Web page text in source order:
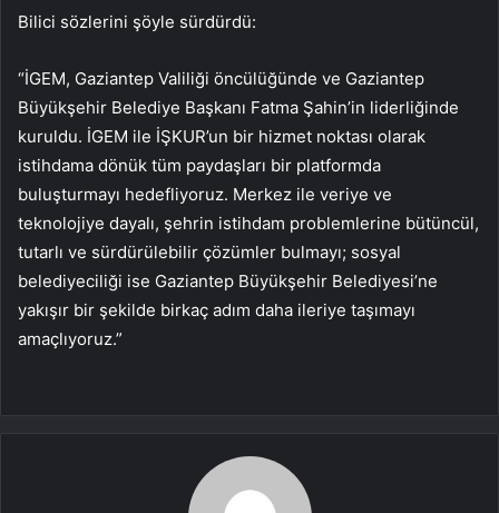
Bilici sözlerini şöyle sürdürdü:
“İGEM, Gaziantep Valiliği öncülüğünde ve Gaziantep
Büyükşehir Belediye Başkanı Fatma Şahin’in liderliğinde
kuruldu. İGEM ile İŞKUR’un bir hizmet noktası olarak
istihdama dönük tüm paydaşları bir platformda
buluşturmayı hedefliyoruz. Merkez ile veriye ve
teknolojiye dayalı, şehrin istihdam problemlerine bütüncül,
tutarlı ve sürdürülebilir çözümler bulmayı; sosyal
belediyeciliği ise Gaziantep Büyükşehir Belediyesi’ne
yakışır bir şekilde birkaç adım daha ileriye taşımayı
amaçlıyoruz.”